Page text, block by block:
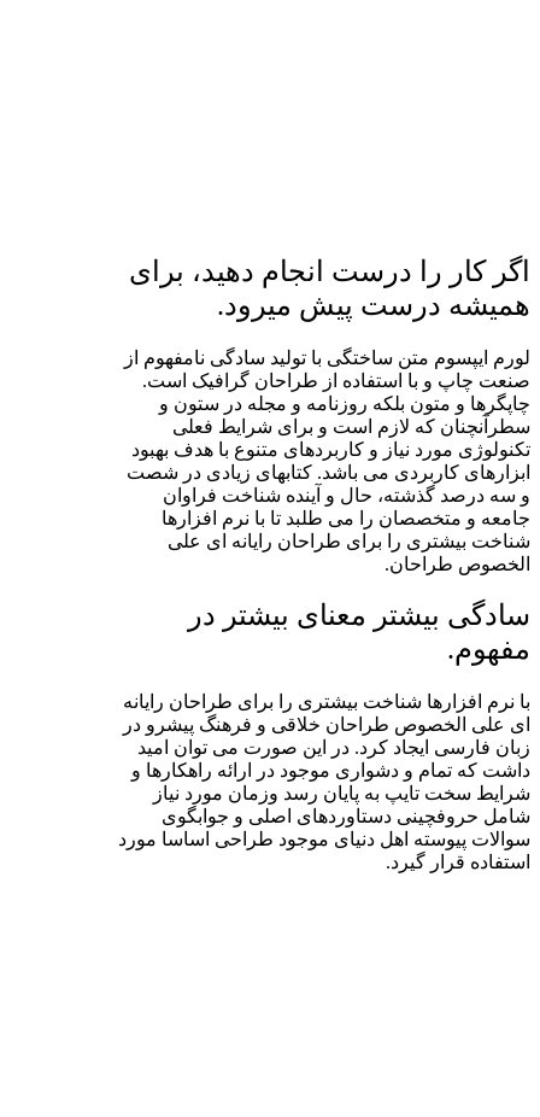
اگر کار را درست انجام دهید، برای
همیشه درست پیش میرود.
لورم ایپسوم متن ساختگی با تولید سادگی نامفهوم از
صنعت چاپ و با استفاده از طراحان گرافیک است.
چاپگرها و متون بلکه روزنامه و مجله در ستون و
سطرآنچنان که لازم است و برای شرایط فعلی
تکنولوژی مورد نیاز و کاربردهای متنوع با هدف بهبود
ابزارهای کاربردی می باشد. کتابهای زیادی در شصت
و سه درصد گذشته، حال و آینده شناخت فراوان
جامعه و متخصصان را می طلبد تا با نرم افزارها
شناخت بیشتری را برای طراحان رایانه ای علی
الخصوص طراحان.
سادگی بیشتر معنای بیشتر در
مفهوم.
با نرم افزارها شناخت بیشتری را برای طراحان رایانه
ای علی الخصوص طراحان خلاقی و فرهنگ پیشرو در
زبان فارسی ایجاد کرد. در این صورت می توان امید
داشت که تمام و دشواری موجود در ارائه راهکارها و
شرایط سخت تایپ به پایان رسد وزمان مورد نیاز
شامل حروفچینی دستاوردهای اصلی و جوابگوی
سوالات پیوسته اهل دنیای موجود طراحی اساسا مورد
استفاده قرار گیرد.